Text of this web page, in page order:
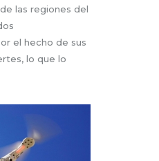
las regiones del
el hecho de sus
lo que lo